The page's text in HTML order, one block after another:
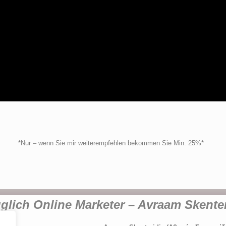
*Nur – wenn Sie mir weiterempfehlen bekommen Sie Min. 25%*
Online Marketer – Avraam